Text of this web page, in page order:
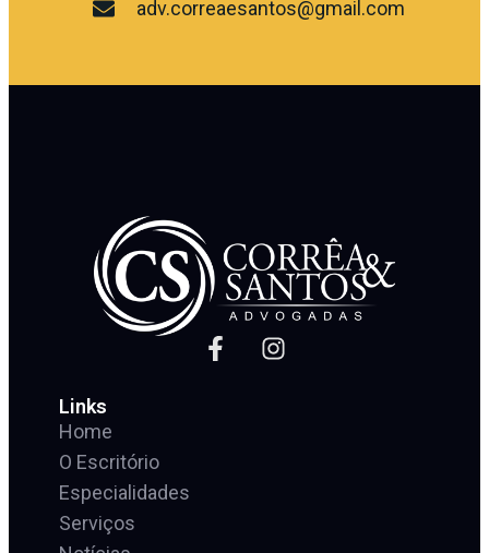
adv.correaesantos@gmail.com
Links
Home
O Escritório
Especialidades
Serviços